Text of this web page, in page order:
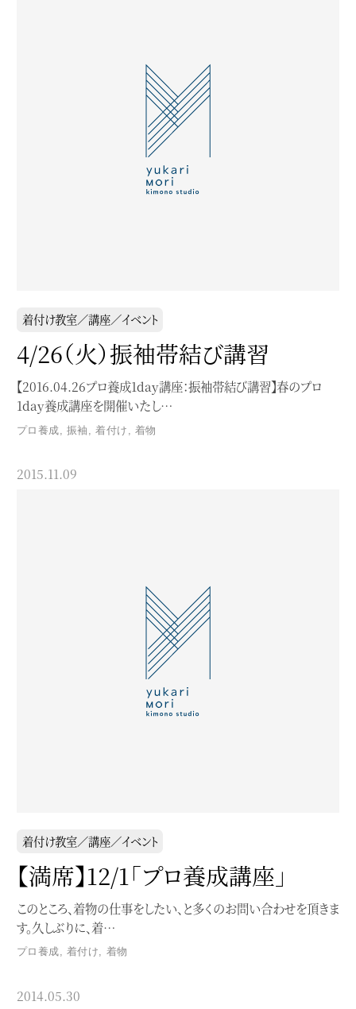
着付け教室／講座／イベント
4/26（火）振袖帯結び講習
【2016.04.26プロ養成1day講座：振袖帯結び講習】春のプロ
1day養成講座を開催いたし…
プロ養成 振袖 着付け 着物
2015.11.09
着付け教室／講座／イベント
【満席】12/1「プロ養成講座」
このところ、着物の仕事をしたい、と多くのお問い合わせを頂きま
す。久しぶりに、着…
プロ養成, 着付け, 着物
2014.05.30